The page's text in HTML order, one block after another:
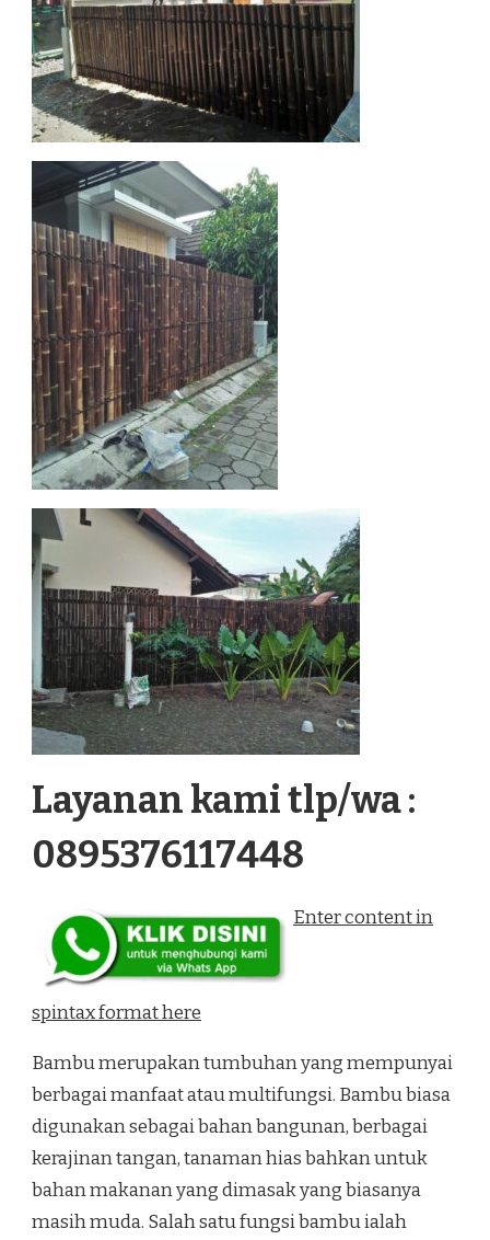
Layanan kami tlp/wa :
0895376117448
Enter content in
spintax format here
Bambu merupakan tumbuhan yang mempunyai
berbagai manfaat atau multifungsi. Bambu biasa
digunakan sebagai bahan bangunan, berbagai
kerajinan tangan, tanaman hias bahkan untuk
bahan makanan yang dimasak yang biasanya
masih muda. Salah satu fungsi bambu ialah